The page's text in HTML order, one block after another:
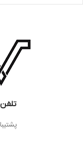
تلفن
پشتیبانی